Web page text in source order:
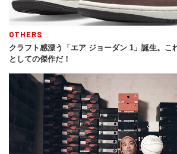
OTHERS
クラフト感漂う「エア ジョーダン 1」誕生。こ
としての傑作だ！